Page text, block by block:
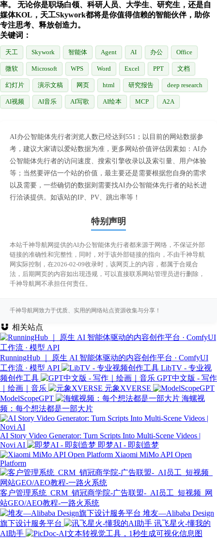
率。 无论你是职场白领、科研人员、大学生、研究生，还是自
媒体KOL，天工Skywork都将是你值得信赖的智能伙伴，助你
专注思考、释放创造力。
关键词：
天工 Skywork 智能体 Agent AI 办公 Office
微软 Microsoft WPS Word Excel PPT 文档
幻灯片 演示文稿 网页 html 研究报告 deep research
AI视频 AI音乐 AI写歌 AI绘本 MCP A2A
AI办公智能体先行者浏览人数已经达到551；以目前的网站数据参
考，建议大家请以爱站数据为准，更多网站价值评估因素如：AI办
公智能体先行者的访问速度、搜索引擎收录以及索引量、用户体验
等；当然要评估一个站的价值，最主要还是需要根据您自身的需求
以及需要，一些确切的数据则需要找AI办公智能体先行者的站长进
行洽谈提供。如该站的IP、PV、跳出率等！
特别声明
本站千神导航网提供的AI办公智能体先行者都来源于网络，不保证外部
链接的准确性和完整性，同时，对于该外部链接的指向，不由千神导航
网实际控制，在2026-02-09收录时，该网页上的内容，都属于合规合
法，后期网页的内容如出现违规，可以直接联系网站管理员进行删除，
千神导航网不承担任何责任。
千神导航网致力于优质、实用的网络站点资源收集与分享！
相关站点
RunningHub ｜ 原生 AI 智能体驱动的内容创作平台 · ComfyUI
工作流 · 模型 API
LibTV - 专业视
频创作工具
GPT中文版 - 写作
｜绘画｜音乐
元象XVERSE
ModelScopeGPT
海螺视
频：每个想法都是一部大片
AI Story Video Generator: Turn Scripts Into Multi-Scene Videos |
Novi AI
即梦AI - 即刻造梦
Xiaomi MiMo API Open
Platform
客户管理系统_CRM_销冠商学院-广告联盟-_AI员工_短视频_网
站GEO/AEO教程-一路火系统
堆友—Alibaba Design
旗下设计服务平台
讯飞星火-懂我的
AI助手